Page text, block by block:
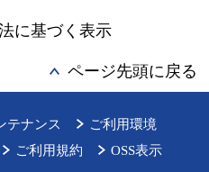
に基づく表示
ページ先頭に戻る
テナンス
ご利用環境
ご利用規約 OSS表示